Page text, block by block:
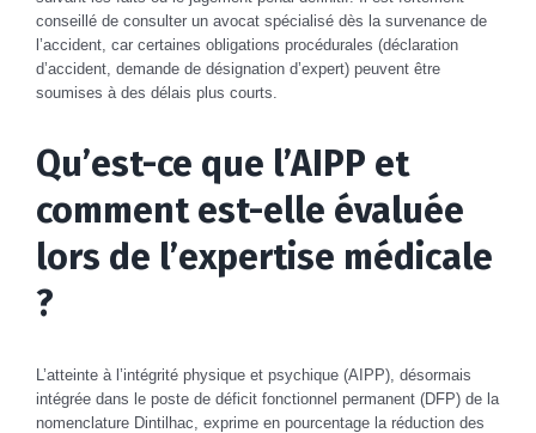
conseillé de consulter un avocat spécialisé dès la survenance de
l’accident, car certaines obligations procédurales (déclaration
d’accident, demande de désignation d’expert) peuvent être
soumises à des délais plus courts.
Qu’est-ce que l’AIPP et
comment est-elle évaluée
lors de l’expertise médicale
?
L’atteinte à l’intégrité physique et psychique (AIPP), désormais
intégrée dans le poste de déficit fonctionnel permanent (DFP) de la
nomenclature Dintilhac, exprime en pourcentage la réduction des